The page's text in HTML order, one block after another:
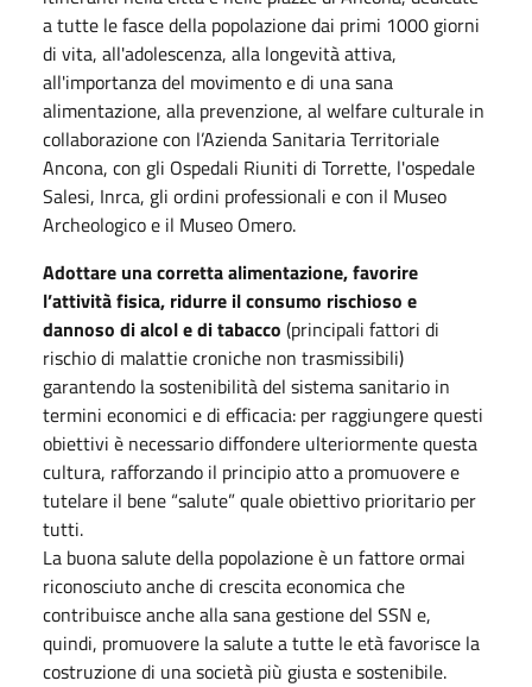
a tutte le fasce della popolazione dai primi 1000 giorni
di vita, all'adolescenza, alla longevità attiva,
all'importanza del movimento e di una sana
alimentazione, alla prevenzione, al welfare culturale in
collaborazione con l’Azienda Sanitaria Territoriale
Ancona, con gli Ospedali Riuniti di Torrette, l'ospedale
Salesi, Inrca, gli ordini professionali e con il Museo
Archeologico e il Museo Omero.
Adottare una corretta alimentazione, favorire
l’attività fisica, ridurre il consumo rischioso e
dannoso di alcol e di tabacco (principali fattori di
rischio di malattie croniche non trasmissibili)
garantendo la sostenibilità del sistema sanitario in
termini economici e di efficacia: per raggiungere questi
obiettivi è necessario diffondere ulteriormente questa
cultura, rafforzando il principio atto a promuovere e
tutelare il bene “salute” quale obiettivo prioritario per
tutti.
La buona salute della popolazione è un fattore ormai
riconosciuto anche di crescita economica che
contribuisce anche alla sana gestione del SSN e,
quindi, promuovere la salute a tutte le età favorisce la
costruzione di una società più giusta e sostenibile.